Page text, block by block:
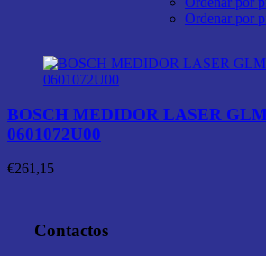
Ordenar por
BOSCH MEDIDOR LASER
0601072U00
€261,15
Contactos